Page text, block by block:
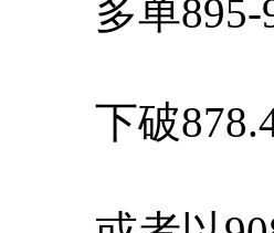
多单895-
下破878.4-